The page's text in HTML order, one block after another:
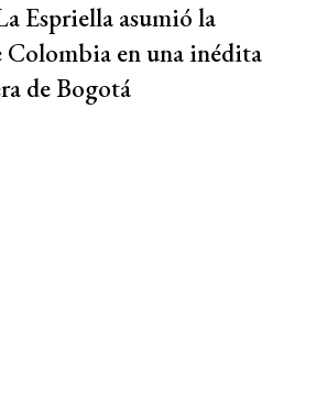
Espriella asumió la
Colombia en una inédita
de Bogotá